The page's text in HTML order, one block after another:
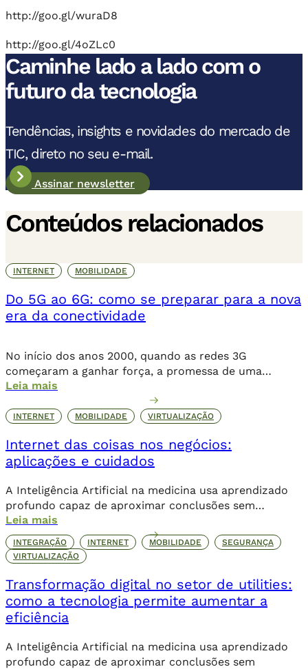
http://goo.gl/wuraD8
http://goo.gl/4oZLc0
Caminhe lado a lado com o
futuro da tecnologia
Tendências, insights e novidades do mercado de
TIC, direto no seu e-mail.
Assinar newsletter
Conteúdos relacionados
INTERNET MOBILIDADE
Do 5G ao 6G: como se preparar para a nova
era da conectividade
No início dos anos 2000, quando as redes 3G
começaram a ganhar força, a promessa de uma
internet móvel transformadora parecia ambiciosa.
Logo, o 4G levou essa revolução a novos patamares,
possibilitando o streaming de vídeos, a popularização
com o 5G, a conectividade não se limita mais […]
Leia mais
INTERNET MOBILIDADE VIRTUALIZAÇÃO
Internet das coisas nos negócios:
aplicações e cuidados
A Inteligência Artificial na medicina usa aprendizado
profundo capaz de aproximar conclusões sem
necessariamente a contribuição humana de forma
direta.
Leia mais
INTEGRAÇÃO INTERNET MOBILIDADE
SEGURANÇA
VIRTUALIZAÇÃO
Transformação digital no setor de utilities:
como a tecnologia permite aumentar a
eficiência
A Inteligência Artificial na medicina usa aprendizado
profundo capaz de aproximar conclusões sem